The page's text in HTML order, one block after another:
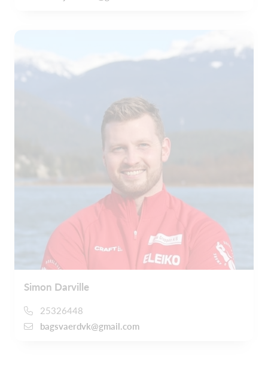
Simon Darville
25326448
bagsvaerdvk@gmail.com